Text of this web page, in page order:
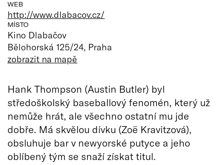
WEB
http://www.dlabacov.cz/
MÍSTO
Kino Dlabačov
Bělohorská 125/24, Praha
zobrazit na mapě
Hank Thompson (Austin Butler) byl
středoškolský baseballový fenomén, který už
nemůže hrát, ale všechno ostatní mu jde
dobře. Má skvělou dívku (Zoë Kravitzová),
obsluhuje bar v newyorské putyce a jeho
oblíbený tým se snaží získat titul.